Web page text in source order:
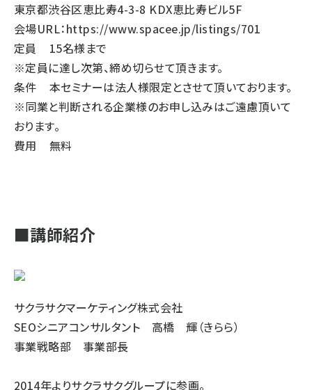
東京都渋谷区恵比寿4-3-8 KDX恵比寿ビル5F
会場URL：https://www.spacee.jp/listings/701
定員 15名様まで
※定員に達し次第、締め切らせて頂きます。
条件 本セミナーは法人様限定とさせて頂いております。
※同業と判断される企業様のお申し込みはご遠慮頂いて
おります。
費用 無料
■講師紹介
サクラサクマーケティング株式会社
SEOシニアコンサルタント 高橋 輝（きらら）
事業戦略部 事業部長
2014年よりサクラサクグループに参画。